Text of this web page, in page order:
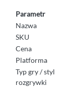
Parametr
Nazwa
SKU
Cena
Platforma
Typ gry / styl
rozgrywki